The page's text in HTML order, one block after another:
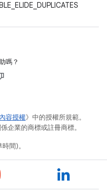
嗎？
內容授權》中的授權所規範。
企業的商標或註冊商標。
間)。